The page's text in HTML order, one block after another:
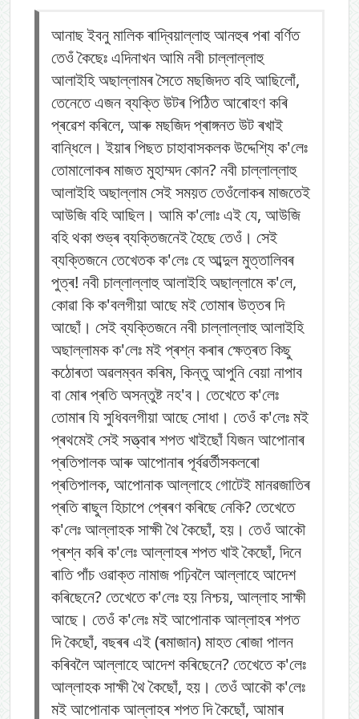
আনাছ ইবনু মালিক ৰাদ্বিয়াল্লাহু আনহুৰ পৰা বৰ্ণিত
তেওঁ কৈছেঃ এদিনাখন আমি নবী চাল্লাল্লাহু
আলাইহি অছাল্লামৰ সৈতে মছজিদত বহি আছিলোঁ,
তেনেতে এজন ব্যক্তি উটৰ পিঠিত আৰোহণ কৰি
প্ৰৱেশ কৰিলে, আৰু মছজিদ প্ৰাঙ্গনত উট ৰখাই
বান্ধিলে। ইয়াৰ পিছত চাহাবাসকলক উদ্দেশ্যি ক'লেঃ
তোমালোকৰ মাজত মুহাম্মদ কোন? নবী চাল্লাল্লাহু
আলাইহি অছাল্লাম সেই সময়ত তেওঁলোকৰ মাজতেই
আউজি বহি আছিল। আমি ক'লোঃ এই যে, আউজি
বহি থকা শুভ্ৰ ব্যক্তিজনেই হৈছে তেওঁ। সেই
ব্যক্তিজনে তেখেতক ক'লেঃ হে আব্দুল মুত্তালিবৰ
পুত্ৰ! নবী চাল্লাল্লাহু আলাইহি অছাল্লামে ক'লে,
কোৱা কি ক'বলগীয়া আছে মই তোমাৰ উত্তৰ দি
আছোঁ। সেই ব্যক্তিজনে নবী চাল্লাল্লাহু আলাইহি
অছাল্লামক ক'লেঃ মই প্ৰশ্ন কৰাৰ ক্ষেত্ৰত কিছু
কঠোৰতা অৱলম্বন কৰিম, কিন্তু আপুনি বেয়া নাপাব
বা মোৰ প্ৰতি অসন্তুষ্ট নহ'ব। তেখেতে ক'লেঃ
তোমাৰ যি সুধিবলগীয়া আছে সোধা। তেওঁ ক'লেঃ মই
প্ৰথমেই সেই সত্ত্বাৰ শপত খাইছোঁ যিজন আপোনাৰ
প্ৰতিপালক আৰু আপোনাৰ পূৰ্বৱৰ্তীসকলৰো
প্ৰতিপালক, আপোনাক আল্লাহে গোটেই মানৱজাতিৰ
প্ৰতি ৰাছুল হিচাপে প্ৰেৰণ কৰিছে নেকি? তেখেতে
ক'লেঃ আল্লাহক সাক্ষী থৈ কৈছোঁ, হয়। তেওঁ আকৌ
প্ৰশ্ন কৰি ক'লেঃ আল্লাহৰ শপত খাই কৈছোঁ, দিনে
ৰাতি পাঁচ ওৱাক্ত নামাজ পঢ়িবলৈ আল্লাহে আদেশ
কৰিছেনে? তেখেতে ক'লেঃ হয় নিশ্চয়, আল্লাহ সাক্ষী
আছে। তেওঁ ক'লেঃ মই আপোনাক আল্লাহৰ শপত
দি কৈছোঁ, বছৰৰ এই (ৰমাজান) মাহত ৰোজা পালন
কৰিবলৈ আল্লাহে আদেশ কৰিছেনে? তেখেতে ক'লেঃ
আল্লাহক সাক্ষী থৈ কৈছোঁ, হয়। তেওঁ আকৌ ক'লেঃ
মই আপোনাক আল্লাহৰ শপত দি কৈছোঁ, আমাৰ